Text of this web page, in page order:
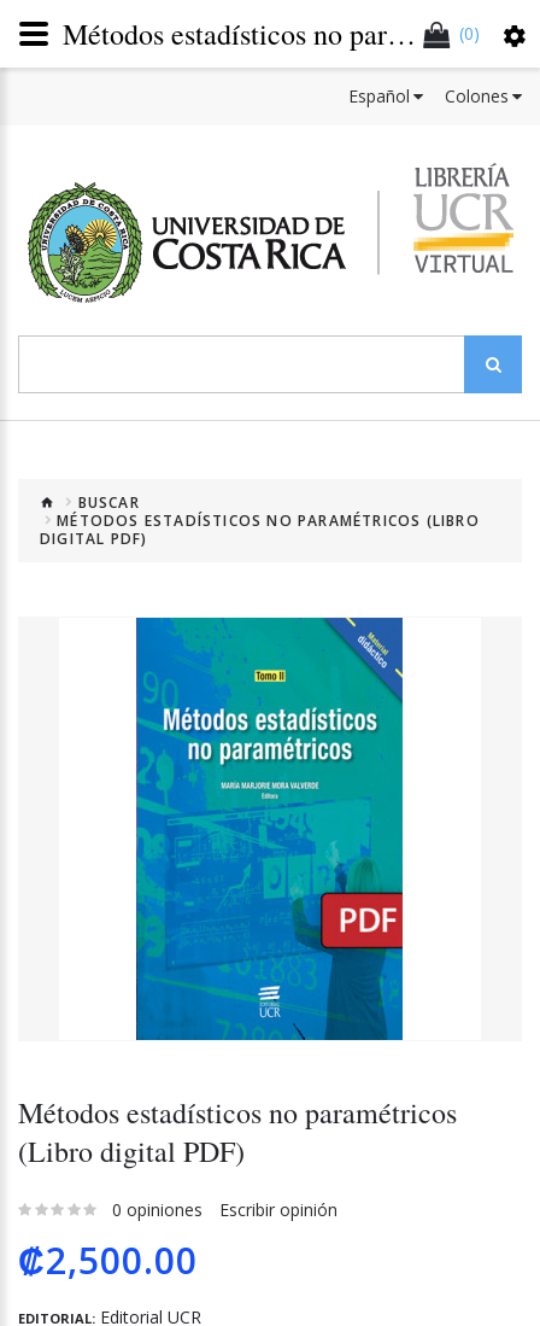
(0)
Colones
Español
BUSCAR
MÉTODOS ESTADÍSTICOS NO PARAMÉTRICOS (LIBRO
DIGITAL PDF)
Métodos estadísticos no paramétricos
(Libro digital PDF)
0 opiniones Escribir opinión
₡2,500.00
EDITORIAL: Editorial UCR
Métodos estadísticos no paramétricos (Libro digital PDF)